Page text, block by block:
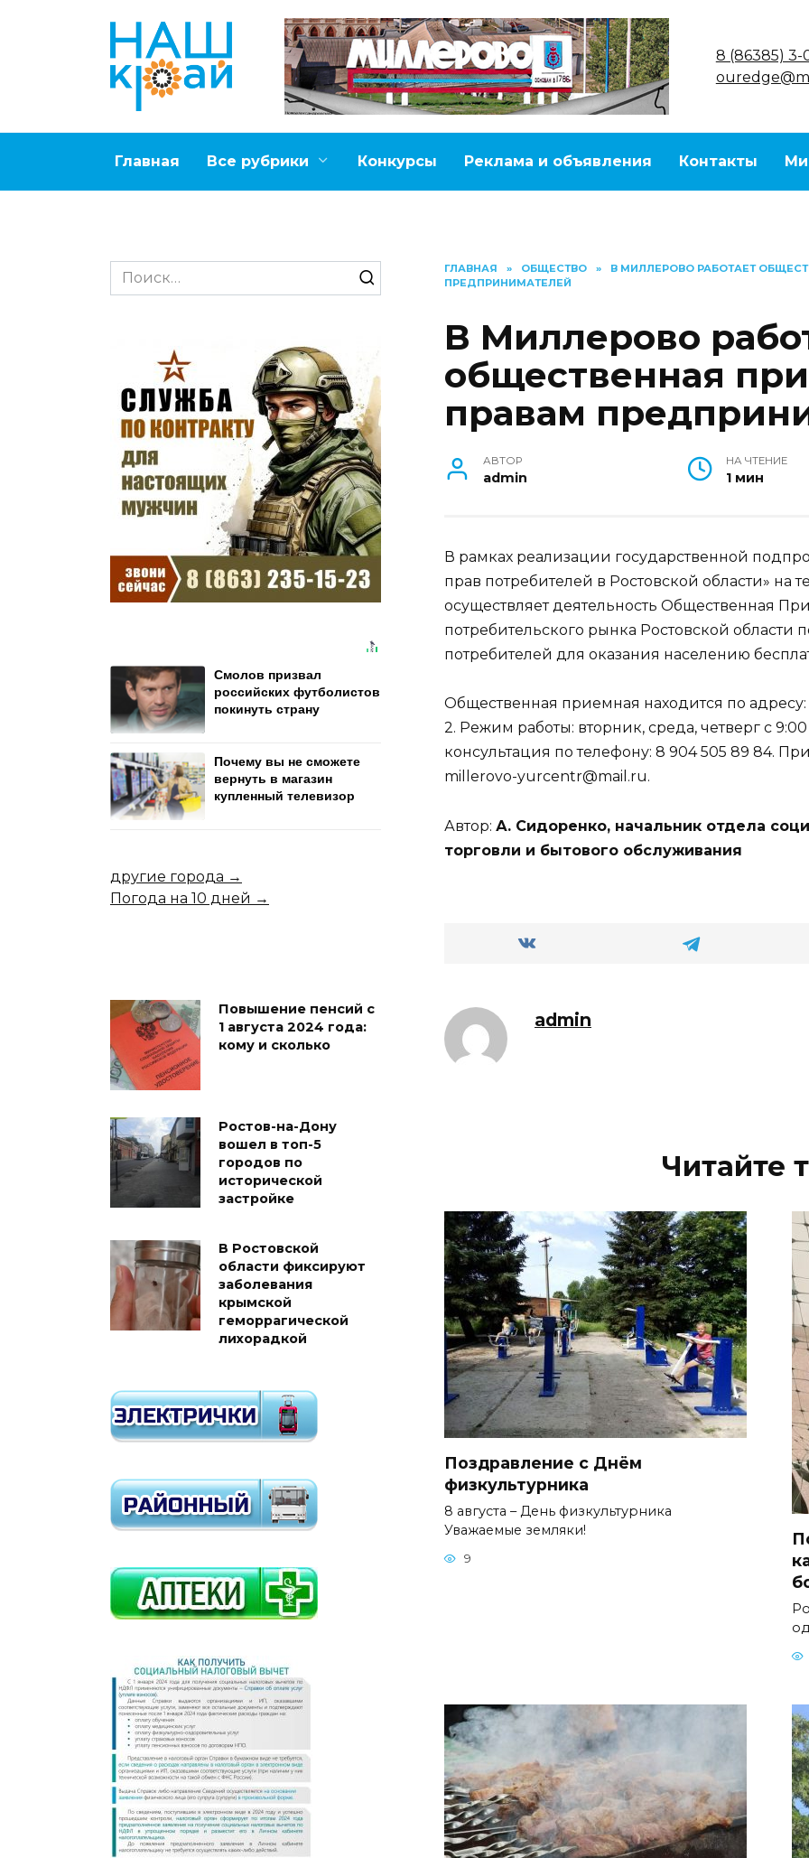
8 (86385) 3-
Главная Все рубрики Конкурсы Реклама и объявления Контакты
ГЛАВНАЯ » ОБЩЕСТВО »
В МИЛЛЕРОВО РАБОТАЕТ
ПРЕДПРИНИМАТЕЛЕЙ
В Миллерово
общественная
правам
АВТОР
admin
НА ЧТЕНИЕ
1 мин
В рамках реализации государственной
прав потребителей в Ростовской области»
осуществляет деятельность Общественная
потребительского рынка Ростовской области
потребителей для оказания населению
Общественная приемная находится по
2. Режим работы: вторник, среда, четверг с
консультация по телефону: 8 904 505 89 84.
millerovo-yurcentr@mail.ru.
Автор: А. Сидоренко, начальник отдела
торговли и бытового обслуживания
admin
Читайте
Поздравление с Днём
физкультурника
8 августа – День физкультурника
Уважаемые земляки!
9
Search
for:
Смолов призвал
российских футболистов
покинуть страну
Почему вы не сможете
вернуть в магазин
купленный телевизор
другие города →
Погода на 10 дней →
Повышение пенсий с
1 августа 2024 года:
кому и сколько
Ростов-на-Дону
вошел в топ-5
городов по
исторической
застройке
В Ростовской
области фиксируют
заболевания
крымской
геморрагической
лихорадкой